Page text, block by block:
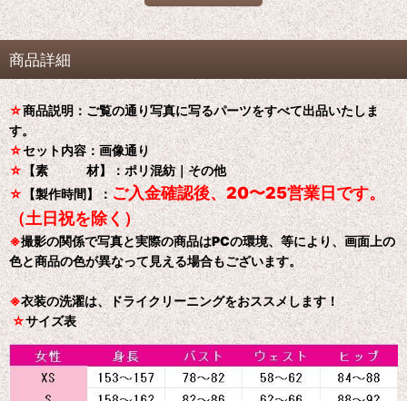
商品詳細
☆商品説明：ご覧の通り写真に写るパーツをすべて出品いたしま
す。
☆セット内容：画像通り
☆【素 材】：ポリ混紡｜その他
☆【製作時間】：ご入金確認後、20〜25営業日です。
（土日祝を除く）
※撮影の関係で写真と実際の商品はPCの環境、等により、画面上の
色と商品の色が異なって見える場合もございます。
※衣装の洗濯は、ドライクリーニングをおススメします！
☆サイズ表